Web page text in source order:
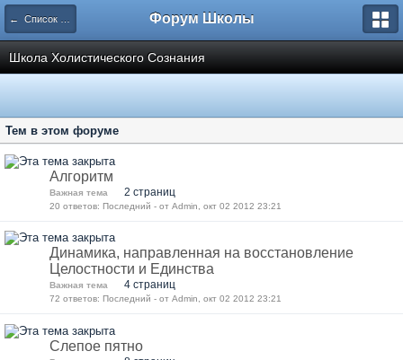
← Список категорий Форум Школы
Школа Холистического Сознания
Тем в этом форуме
Алгоритм
Важная тема 2 страниц
20 ответов: Последний - от Admin, окт 02 2012 23:21
Динамика, направленная на восстановление
Целостности и Единства
Важная тема 4 страниц
72 ответов: Последний - от Admin, окт 02 2012 23:21
Слепое пятно